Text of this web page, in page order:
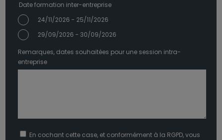
Date formation inter-entreprise
24/11/2026 - 25/11/2026
29/09/2026 - 30/09/2026
Remarques, dates souhaitées pour une session intra-
entreprise
En cochant cette case, et conformément à la RGPD, vous